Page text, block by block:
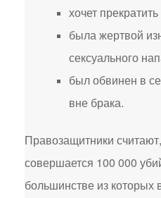
хочет
была жертвой
сексуального
был обвинен в
вне брака.
Правозащитники
совершается 100 000
большинстве из которых